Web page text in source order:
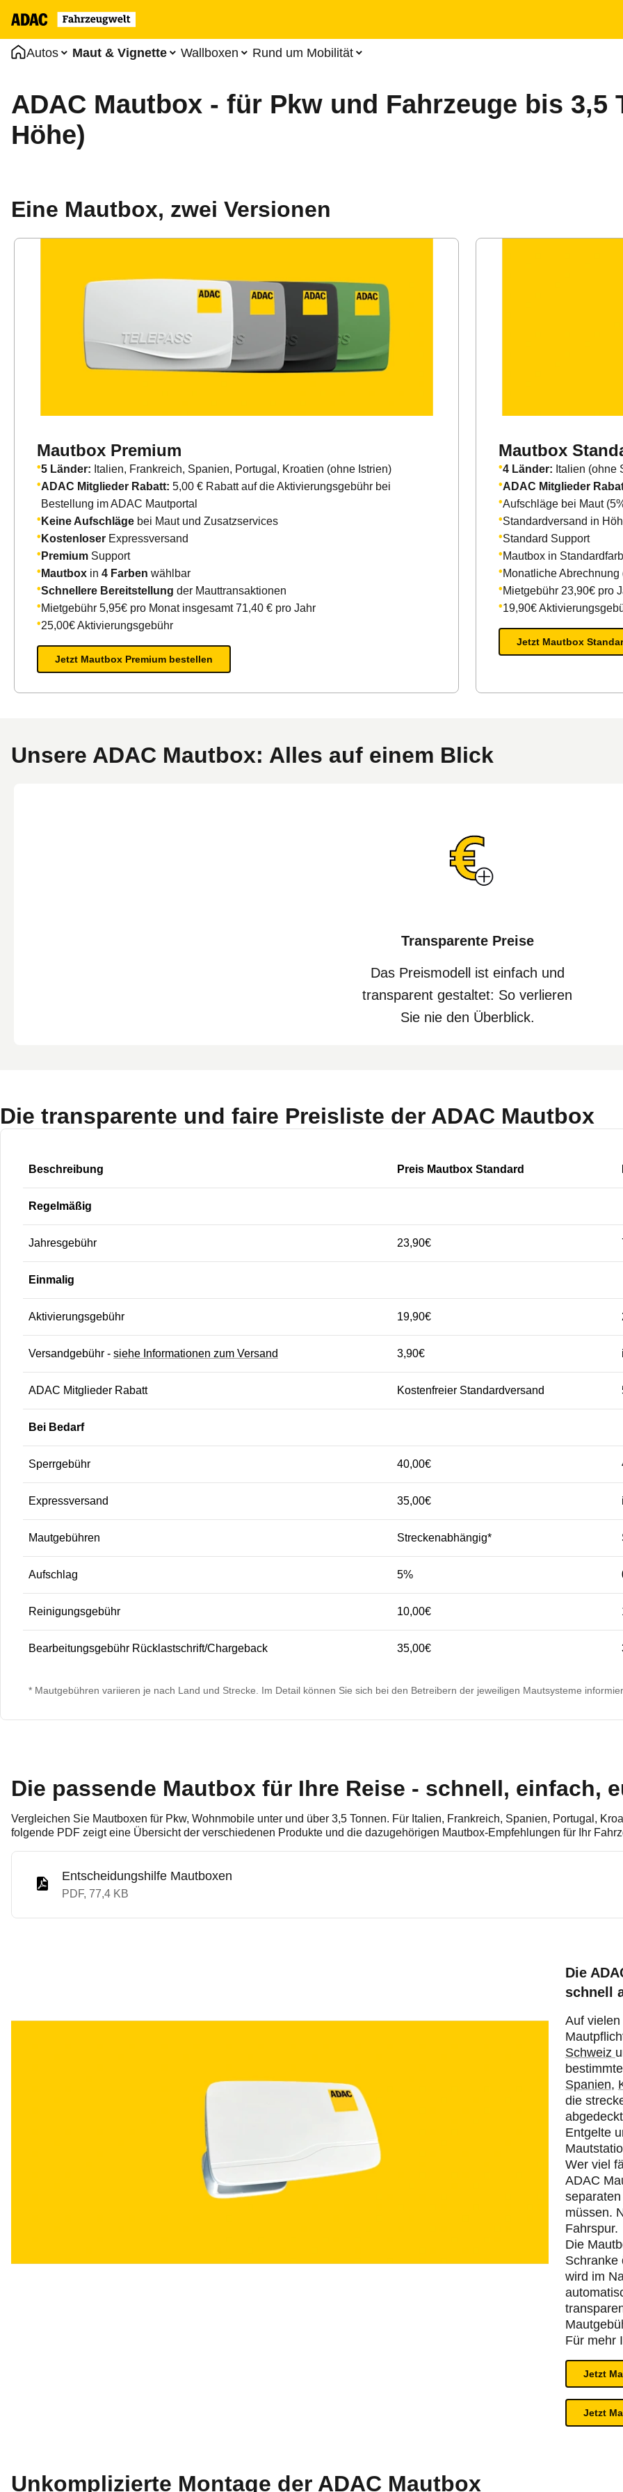
Autos Maut & Vignette Wallboxen Rund um Mobilität
ADAC Mautbox - für Pkw und Fahrzeuge bis 3,5
Höhe)
Eine Mautbox, zwei Versionen
Mautbox Premium
5 Länder: Italien, Frankreich, Spanien, Portugal, Kroatien (ohne Istrien)
ADAC Mitglieder Rabatt: 5,00 € Rabatt auf die Aktivierungsgebühr bei
Bestellung im ADAC Mautportal
Keine Aufschläge bei Maut und Zusatzservices
Kostenloser Expressversand
Premium Support
Mautbox in 4 Farben wählbar
Schnellere Bereitstellung der Mauttransaktionen
Mietgebühr 5,95€ pro Monat insgesamt 71,40 € pro Jahr
25,00€ Aktivierungsgebühr
Jetzt Mautbox Premium bestellen
Mautbox
4 Länder: Italien (ohne
ADAC Mitglieder
Aufschläge bei Maut
Standardversand in
Standard Support
Mautbox in
Monatliche
Mietgebühr 23,90€ pro
19,90€
Jetzt Mautbox
Unsere ADAC Mautbox: Alles auf einem Blick
Transparente Preise
Das Preismodell ist einfach und
transparent gestaltet: So verlieren
Sie nie den Überblick.
Die transparente und faire Preisliste der ADAC Mautbox
Beschreibung Preis Mautbox Standard
Regelmäßig
Jahresgebühr 23,90€
Einmalig
Aktivierungsgebühr 19,90€
Versandgebühr - siehe Informationen zum Versand 3,90€
ADAC Mitglieder Rabatt Kostenfreier Standardversand
Bei Bedarf
Sperrgebühr 40,00€
Expressversand 35,00€
Mautgebühren Streckenabhängig*
Aufschlag 5%
Reinigungsgebühr 10,00€
Bearbeitungsgebühr Rücklastschrift/Chargeback 35,00€
* Mautgebühren variieren je nach Land und Strecke. Im Detail können Sie sich bei den Betreibern der jeweiligen Mautsysteme
Die passende Mautbox für Ihre Reise - schnell, einfach,
Vergleichen Sie Mautboxen für Pkw, Wohnmobile unter und über 3,5 Tonnen. Für Italien, Frankreich, Spanien, Portugal,
folgende PDF zeigt eine Übersicht der verschiedenen Produkte und die dazugehörigen Mautbox-Empfehlungen für Ihr
Entscheidungshilfe Mautboxen
PDF, 77,4 KB
Die
schnell
Auf
Schweiz
Spanien,
die
Entgelte
Wer viel
ADAC
müssen.
Fahrspur.
Die
Schranke
wird im
Für mehr
Jetzt
Jetzt
Unkomplizierte Montage der ADAC Mautbox